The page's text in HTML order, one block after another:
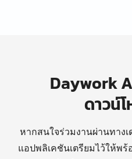
Daywork
ดาวน์
หากสนใจร่วมงานผ่านทาง
แอปพลิเคชันเตรียมไว้ให้พร้